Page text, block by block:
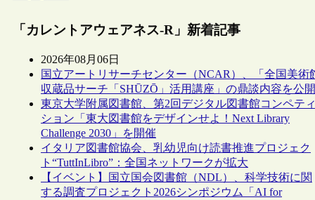
「カレントアウェアネス-R」新着記事
2026年08月06日
国立アートリサーチセンター（NCAR）、「全国美術
収蔵品サーチ「SHŪZŌ」活用講座」の鼎談内容を公開
東京大学附属図書館、第2回デジタル図書館コンペティ
ション「東大図書館をデザインせよ！Next Library
Challenge 2030」を開催
イタリア図書館協会、乳幼児向け読書推進プロジェク
ト“TuttInLibro”：全国ネットワークが拡大
【イベント】国立国会図書館（NDL）、科学技術に関
する調査プロジェクト2026シンポジウム「AI for